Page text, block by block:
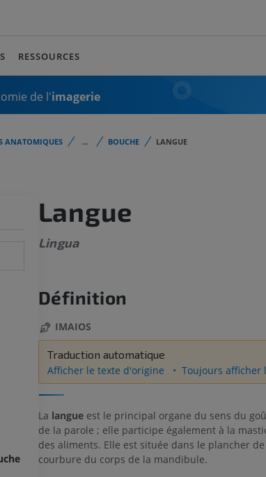
RESSOURCES
de l'imagerie
ANATOMIQUES ... BOUCHE LANGUE
Langue
Lingua
Définition
IMAIOS
Traduction automatique
Afficher le texte d'origine
Toujours afficher
La langueest le principal organe du sens du
de la parole ; elle participe également à la
des aliments. Elle est située dans le plancher
courbure du corps de la mandibule.